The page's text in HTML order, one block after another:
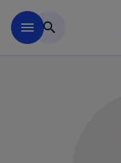
menu search